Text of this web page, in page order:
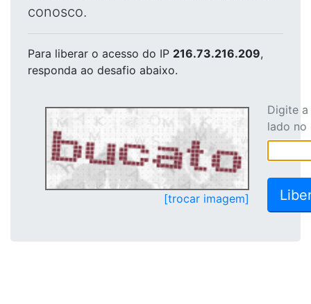
conosco.
Para liberar o acesso do IP 216.73.216.209,
responda ao desafio abaixo.
[trocar imagem]
Digite
lado no